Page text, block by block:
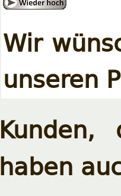
Wir
unseren
haben